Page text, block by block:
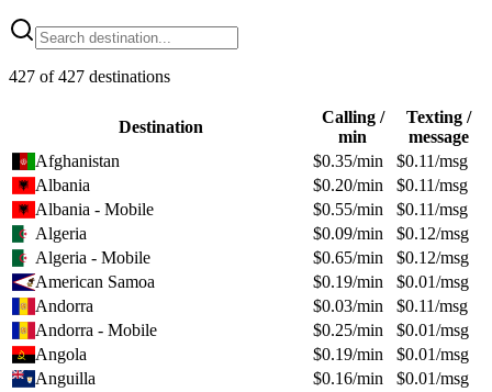
427 of427 destinations
Destination
Calling /
min
Texting /
message
Afghanistan
$0.35/min $0.11/msg
Albania
$0.20/min $0.11/msg
Albania - Mobile
$0.55/min $0.11/msg
Algeria
$0.09/min $0.12/msg
Algeria - Mobile
$0.65/min $0.12/msg
American Samoa
$0.19/min $0.01/msg
Andorra
$0.03/min $0.11/msg
Andorra - Mobile
$0.25/min $0.01/msg
Angola
$0.19/min $0.01/msg
Anguilla
$0.16/min $0.01/msg